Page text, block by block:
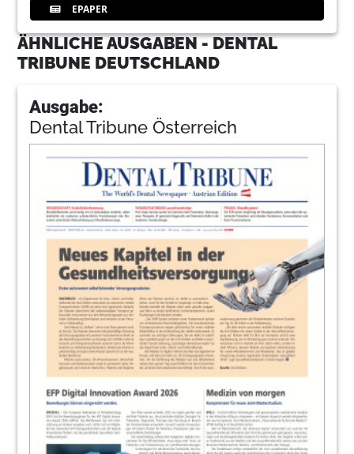
EPAPER
ÄHNLICHE AUSGABEN - DENTAL
TRIBUNE DEUTSCHLAND
Ausgabe:
Dental Tribune Österreich